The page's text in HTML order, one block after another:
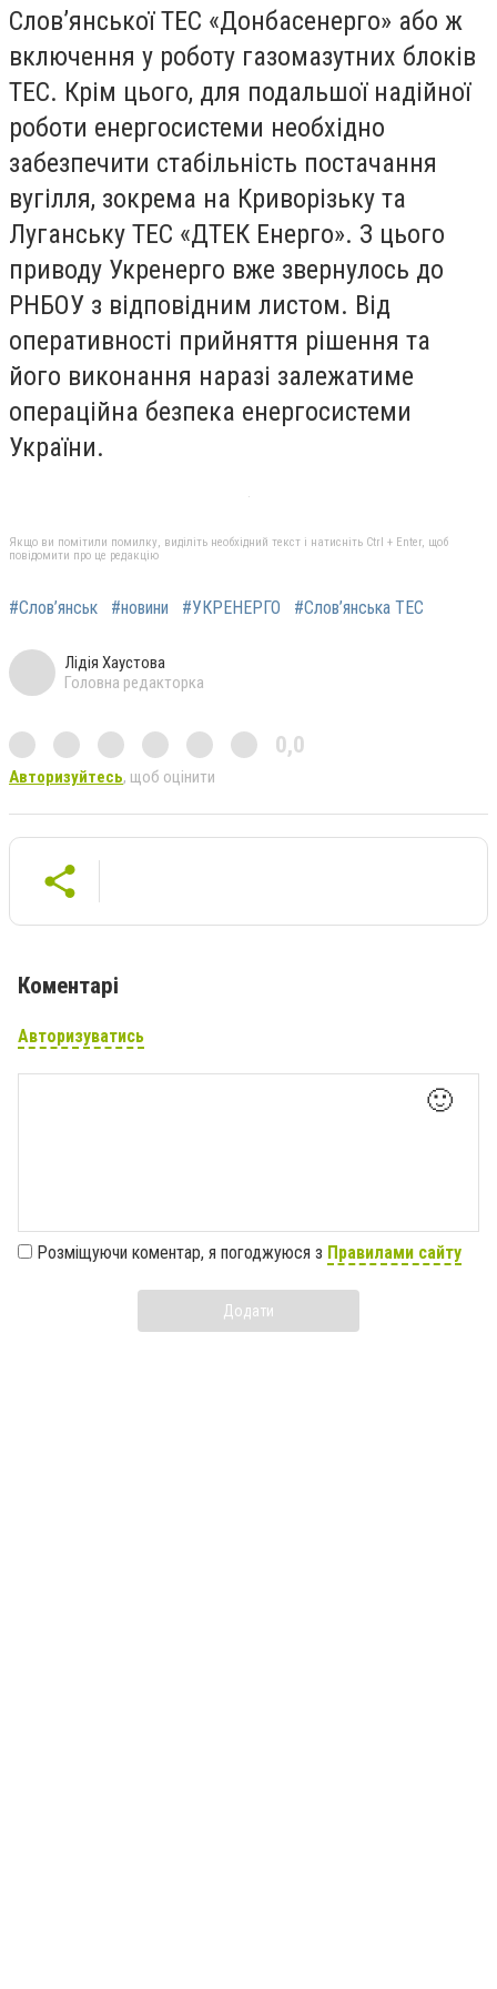
Слов’янської ТЕС «Донбасенерго» або ж
включення у роботу газомазутних блоків
ТЕС. Крім цього, для подальшої надійної
роботи енергосистеми необхідно
забезпечити стабільність постачання
вугілля, зокрема на Криворізьку та
Луганську ТЕС «ДТЕК Енерго». З цього
приводу Укренерго вже звернулось до
РНБОУ з відповідним листом. Від
оперативності прийняття рішення та
його виконання наразі залежатиме
операційна безпека енергосистеми
України.
Якщо ви помітили помилку, виділіть необхідний текст і натисніть Ctrl + Enter, щоб
повідомити про це редакцію
#Слов’янськ #новини #УКРЕНЕРГО #Слов’янська ТЕС
Лідія Хаустова
Головна редакторка
0,0
Авторизуйтесь, щоб оцінити
Коментарі
Авторизуватись
🙂
Розміщуючи коментар, я погоджуюся з Правилами сайту
Додати